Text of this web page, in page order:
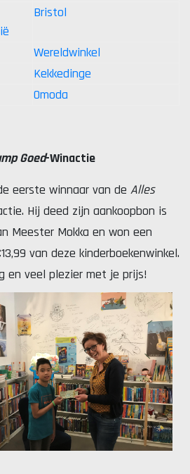
Bristol
Wereldwinkel
Kekkedinge
Omoda
Goed-Winactie
eerste winnaar van de Alles
Hij deed zijn aankoopbon is
Meester Mokka en won een
van deze kinderboekenwinkel.
en veel plezier met je prijs!